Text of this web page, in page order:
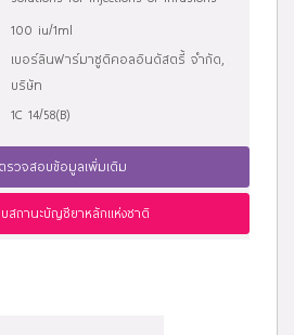
100 iu/1ml
เบอร์ลินฟาร์มาซูติคอลอินดัสตรี้ จำกัด,
บริษัท
1C 14/58(B)
ตรวจสอบข้อมูลเพิ่มเติม
สถานะบัญชียาหลักแห่งชาติ